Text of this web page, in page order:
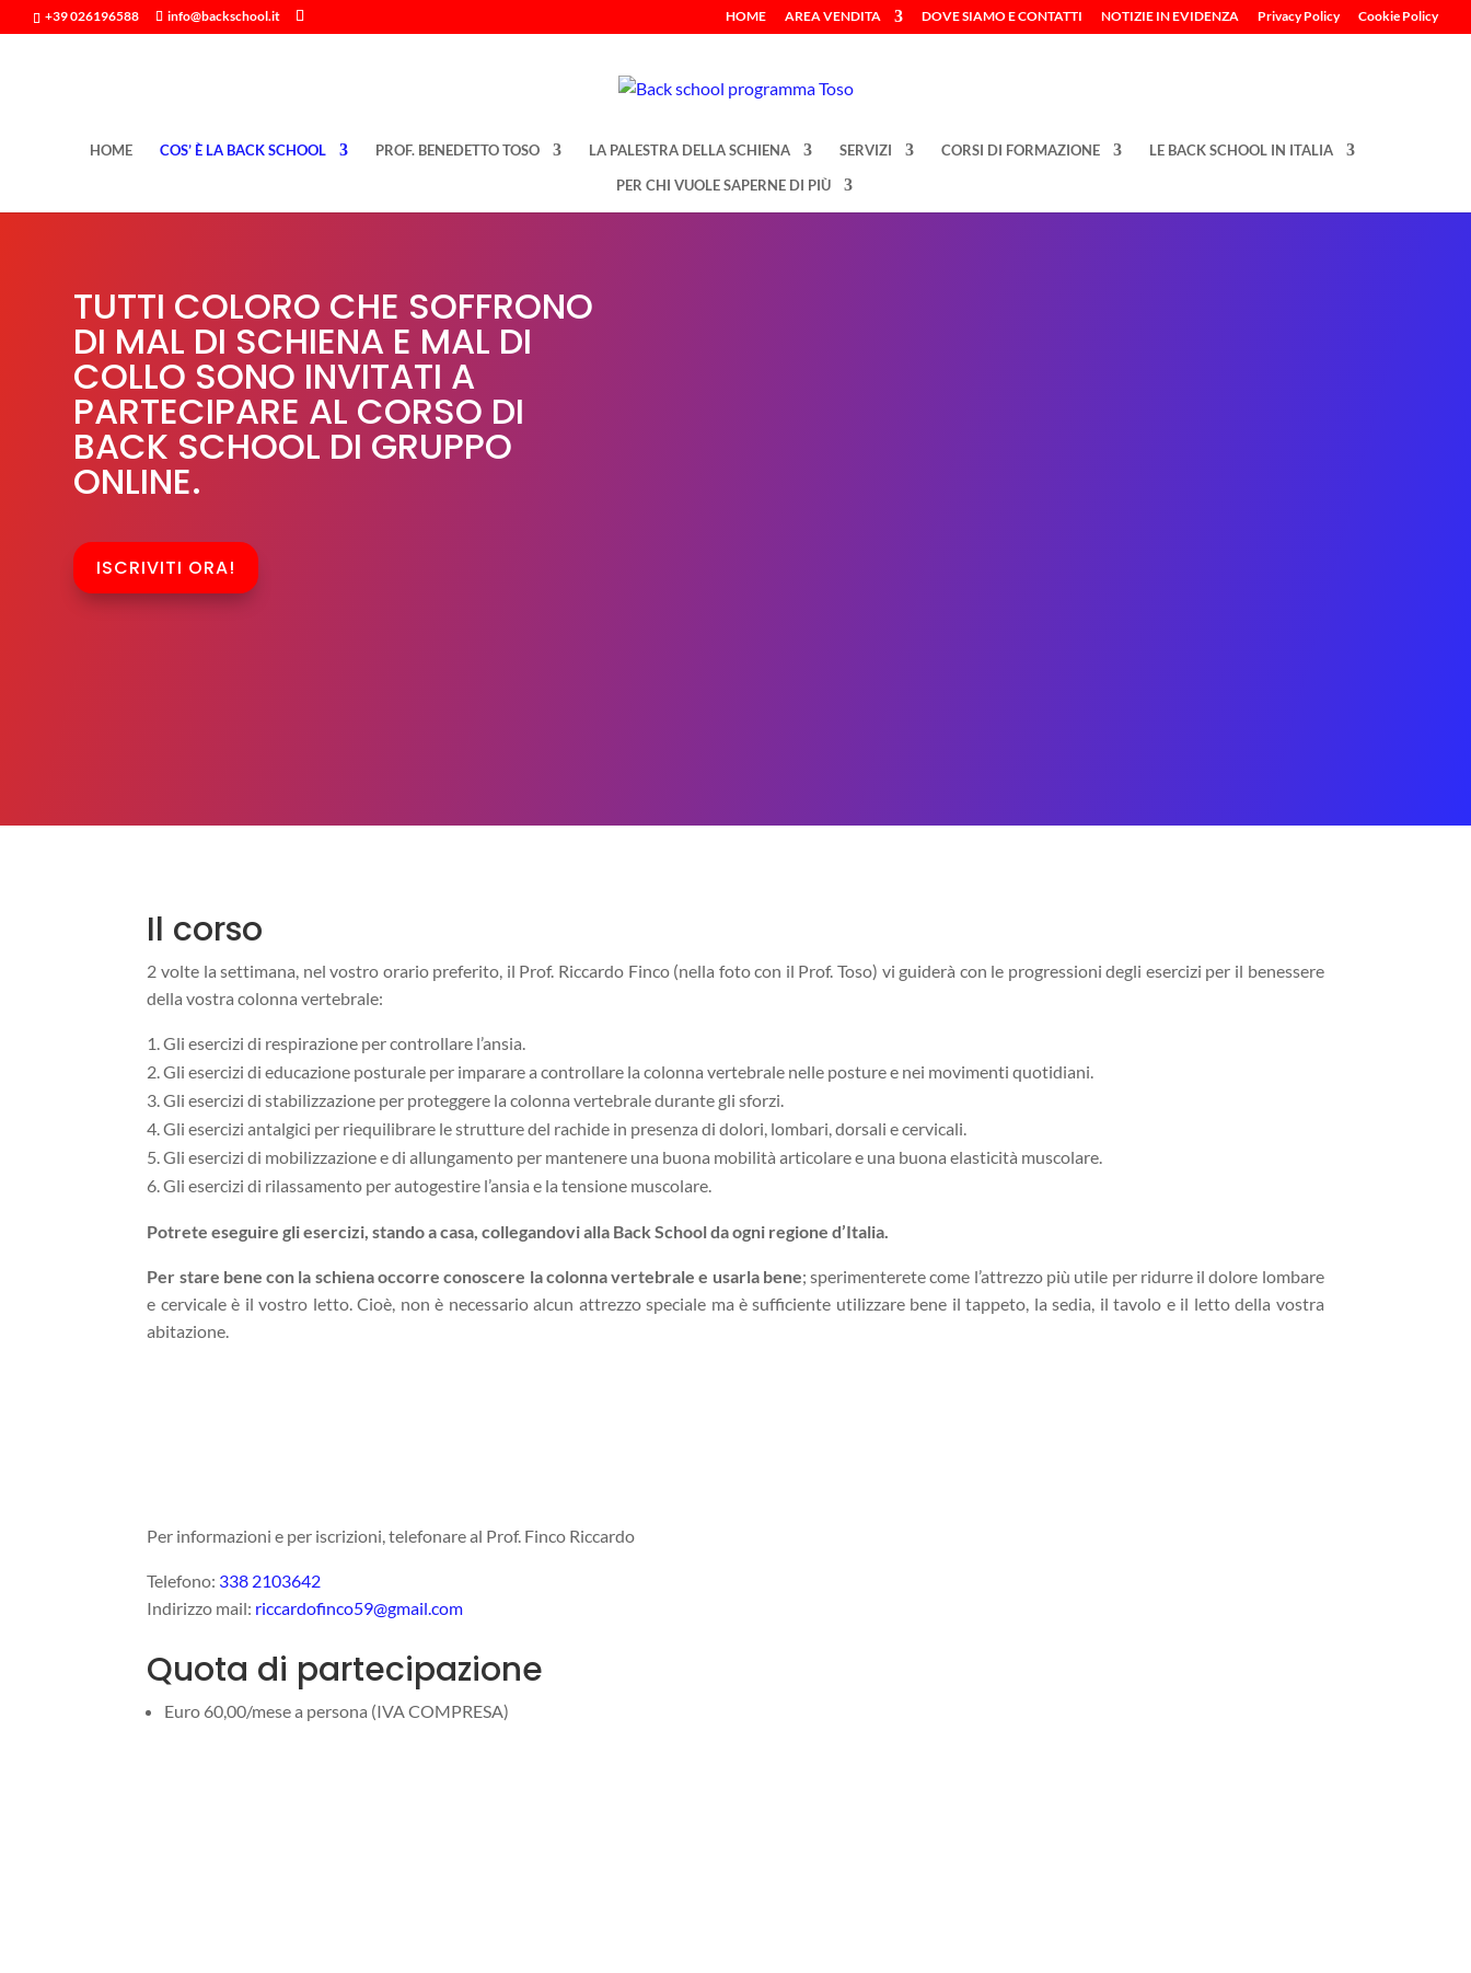
+39 026196588 info@backschool.it HOME AREA VENDITA DOVE SIAMO E CONTATTI NOTIZIE IN EVIDENZA Privacy Policy Cookie Policy
HOME COS’ È LA BACK SCHOOL PROF. BENEDETTO TOSO LA PALESTRA DELLA SCHIENA SERVIZI CORSI DI FORMAZIONE
LE BACK SCHOOL IN ITALIA
PER CHI VUOLE SAPERNE DI PIÙ
TUTTI COLORO CHE SOFFRONO
DI MAL DI SCHIENA E MAL DI
COLLO SONO INVITATI A
PARTECIPARE AL CORSO DI
BACK SCHOOL DI GRUPPO
ONLINE.
ISCRIVITI ORA!
Il corso
2 volte la settimana, nel vostro orario preferito, il Prof. Riccardo Finco (nella foto con il Prof. Toso) vi guiderà con le progressioni degli esercizi per il benessere
della vostra colonna vertebrale:
Gli esercizi di respirazione per controllare l’ansia.
Gli esercizi di educazione posturale per imparare a controllare la colonna vertebrale nelle posture e nei movimenti quotidiani.
Gli esercizi di stabilizzazione per proteggere la colonna vertebrale durante gli sforzi.
Gli esercizi antalgici per riequilibrare le strutture del rachide in presenza di dolori, lombari, dorsali e cervicali.
Gli esercizi di mobilizzazione e di allungamento per mantenere una buona mobilità articolare e una buona elasticità muscolare.
Gli esercizi di rilassamento per autogestire l’ansia e la tensione muscolare.
Potrete eseguire gli esercizi, stando a casa, collegandovi alla Back School da ogni regione d’Italia.
Per stare bene con la schiena occorre conoscere la colonna vertebrale e usarla bene; sperimenterete come l’attrezzo più utile per ridurre il dolore lombare
e cervicale è il vostro letto. Cioè, non è necessario alcun attrezzo speciale ma è sufficiente utilizzare bene il tappeto, la sedia, il tavolo e il letto della vostra
abitazione.
Per informazioni e per iscrizioni, telefonare al Prof. Finco Riccardo
Telefono: 338 2103642
Indirizzo mail: riccardofinco59@gmail.com
Quota di partecipazione
Euro 60,00/mese a persona (IVA COMPRESA)